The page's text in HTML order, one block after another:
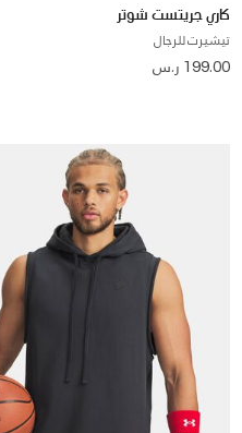
كاري جريتست شوتر
تيشيرت للرجال
199.00 ر.س